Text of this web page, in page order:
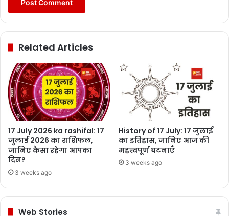
Related Articles
17 July 2026 ka rashifal: 17
जुलाई 2026 का राशिफल,
जानिए कैसा रहेगा आपका
दिन?
3 weeks ago
History of 17 July: 17 जुलाई
का इतिहास, जानिए आज की
महत्त्वपूर्ण घटनाएँ
3 weeks ago
Web Stories